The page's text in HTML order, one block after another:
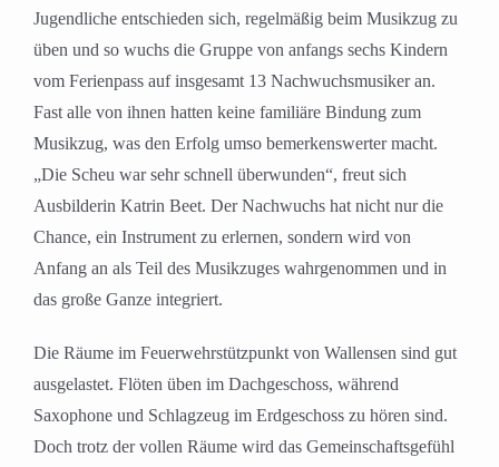
Jugendliche entschieden sich, regelmäßig beim Musikzug zu
üben und so wuchs die Gruppe von anfangs sechs Kindern
vom Ferienpass auf insgesamt 13 Nachwuchsmusiker an.
Fast alle von ihnen hatten keine familiäre Bindung zum
Musikzug, was den Erfolg umso bemerkenswerter macht.
„Die Scheu war sehr schnell überwunden“, freut sich
Ausbilderin Katrin Beet. Der Nachwuchs hat nicht nur die
Chance, ein Instrument zu erlernen, sondern wird von
Anfang an als Teil des Musikzuges wahrgenommen und in
das große Ganze integriert.
Die Räume im Feuerwehrstützpunkt von Wallensen sind gut
ausgelastet. Flöten üben im Dachgeschoss, während
Saxophone und Schlagzeug im Erdgeschoss zu hören sind.
Doch trotz der vollen Räume wird das Gemeinschaftsgefühl